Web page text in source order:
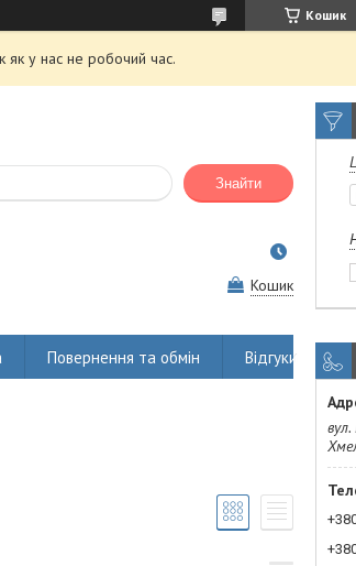
Кошик
як у нас не робочий час.
Знайти
Кошик
Повернення та обмін Відгуки